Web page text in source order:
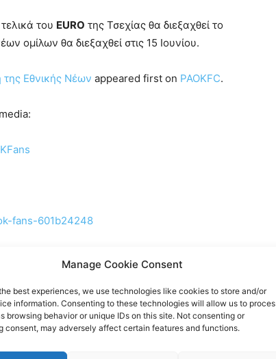
Manage Cookie Consent
best experiences, we use technologies like cookies to store and/or
information. Consenting to these technologies will allow us to
browsing behavior or unique IDs on this site. Not consenting or
consent, may adversely affect certain features and functions.
του EURO της Τσεχίας θα διεξαχθεί το
ομίλων θα διεξαχθεί στις 15 Ιουνίου.
Εθνικής Νέων appeared first on PAOKFC.
fans-601b24248